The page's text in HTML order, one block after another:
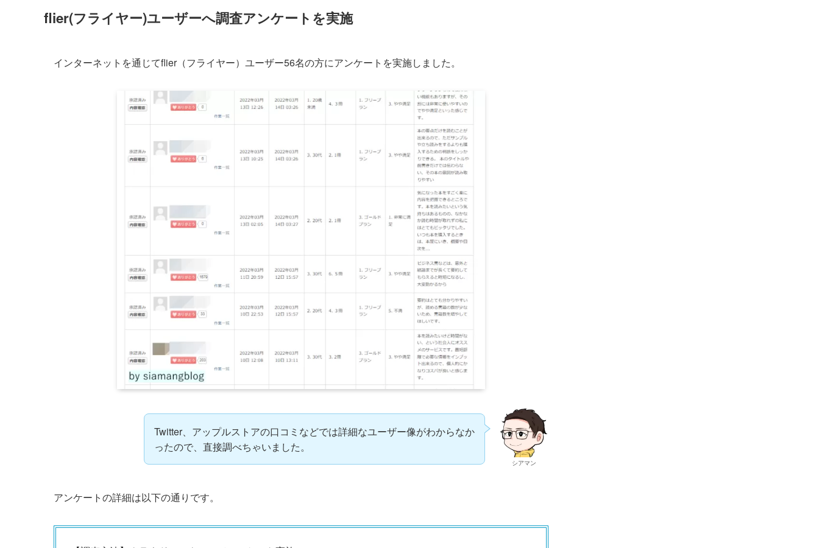
flier(フライヤー)ユーザーへ調査アンケートを実施
インターネットを通じてflier（フライヤー）ユーザー56名の方にアンケートを実施しました。
シアマン
Twitter、アップルストアの口コミなどでは詳細なユーザー像がわからなか
ったので、直接調べちゃいました。
アンケートの詳細は以下の通りです。